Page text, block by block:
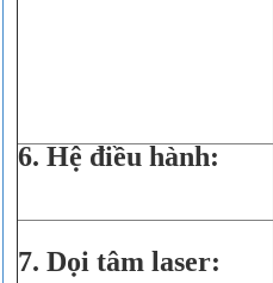
6. Hệ điều hành:
7. Dọi tâm laser: